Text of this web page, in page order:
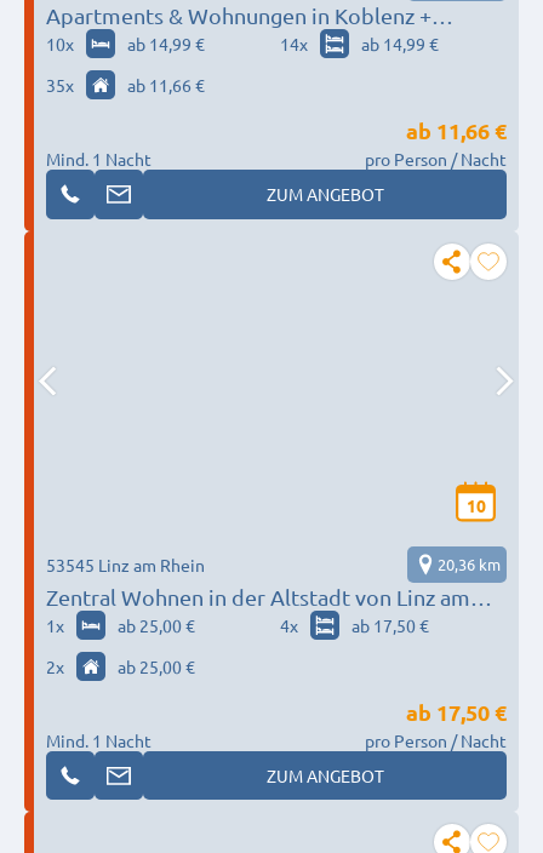
Apartments & Wohnungen in Koblenz +
Umgebung // Schnell, einfach, stressfrei!
10x ab 14,99 € 14x
ab 14,99 €
35x ab 11,66 €
Mind. 1 Nacht
ab 11,66 €
pro Person / Nacht
ZUM ANGEBOT
10
Zentral Wohnen in der Altstadt von Linz am
Rhein - bitte frühzeitig anrufen!
53545 Linz am Rhein 20,36 km
1x ab 25,00 € 4x
ab 17,50 €
2x ab 25,00 €
Mind. 1 Nacht
ab 17,50 €
pro Person / Nacht
ZUM ANGEBOT